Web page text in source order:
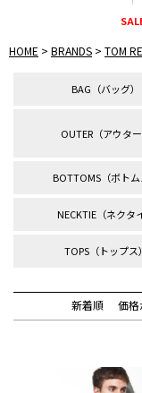
HOME BRANDS TOM
BAG（バッグ）
OUTER（アウター
BOTTOMS（ボトム
NECKTIE（ネクタイ
TOPS（トップス）
新着順 価格